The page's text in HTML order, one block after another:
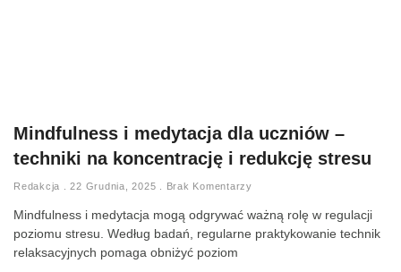
Mindfulness i medytacja dla uczniów –
techniki na koncentrację i redukcję stresu
Redakcja 22 Grudnia, 2025 Brak Komentarzy
Mindfulness i medytacja mogą odgrywać ważną rolę w regulacji
poziomu stresu. Według badań, regularne praktykowanie technik
relaksacyjnych pomaga obniżyć poziom